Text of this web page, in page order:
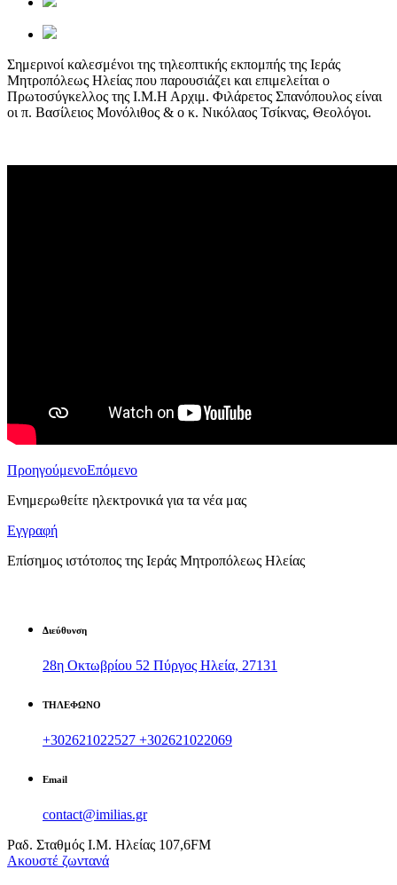
Σημερινoί καλεσμένοι της τηλεοπτικής εκπομπής της Ιεράς
Μητροπόλεως Ηλείας που παρουσιάζει και επιμελείται ο
Πρωτοσύγκελλος της Ι.Μ.Η Αρχιμ. Φιλάρετος Σπανόπουλος είναι
οι π. Βασίλειος Μονόλιθος & ο κ. Νικόλαος Τσίκνας, Θεολόγοι.
ΠροηγούμενοΕπόμενο
Ενημερωθείτε ηλεκτρονικά για τα νέα μας
Εγγραφή
Επίσημος ιστότοπος της Ιεράς Μητροπόλεως Ηλείας
Διεύθυνση
28η Οκτωβρίου 52 Πύργος Ηλεία, 27131
ΤΗΛΕΦΩΝΟ
+302621022527 +302621022069
Email
contact@imilias.gr
Ραδ. Σταθμός Ι.Μ. Ηλείας 107,6FM
Aκουστέ ζωντανά